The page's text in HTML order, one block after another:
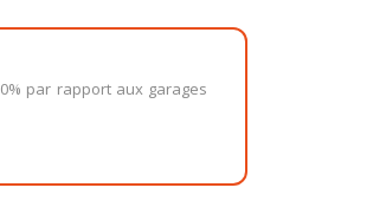
par rapport aux garages